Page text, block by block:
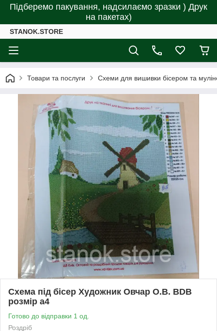
Підберемо пакування, надсилаємо зразки ) Друк
на пакетах)
STANOK.STORE
Товари та послуги Схеми для вишивки бісером та
Схема під бісер Художник Овчар О.В. BDB
розмір а4
Готово до відправки 1 од.
Роздріб